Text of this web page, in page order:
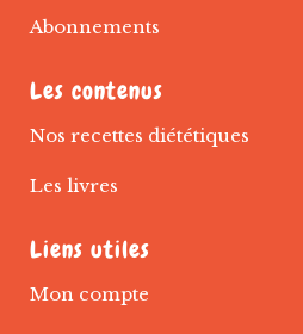
Abonnements
Les contenus
Nos recettes diététiques
Les livres
Liens utiles
Mon compte